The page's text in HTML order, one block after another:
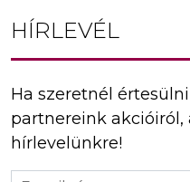
HÍRLEVÉL
Ha szeretnél
partnereink akcióiról,
hírlevelünkre!